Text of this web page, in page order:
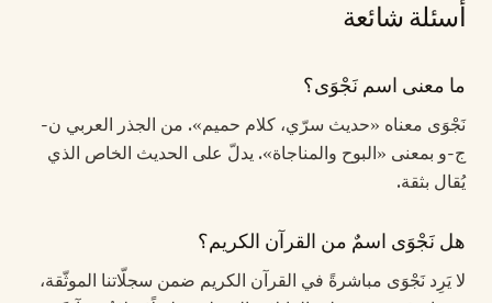
أسئلة شائعة
ما معنى اسم نَجْوَى؟
نَجْوَى معناه «حديث سرّي، كلام حميم». من الجذر العربي ن-
ج-و بمعنى «البوح والمناجاة». يدلّ على الحديث الخاص الذي
يُقال بثقة.
هل نَجْوَى اسمٌ من القرآن الكريم؟
لا يَرِد نَجْوَى مباشرةً في القرآن الكريم ضمن سجلّاتنا الموثّقة،